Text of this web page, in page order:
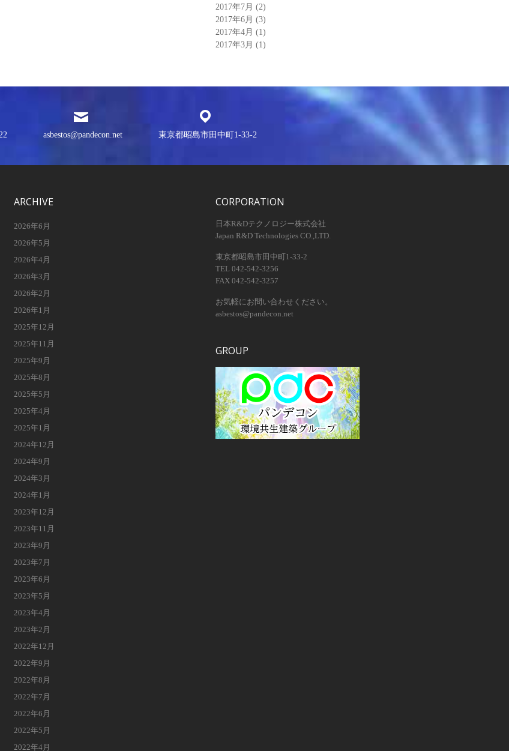
2017年7月 (2)
2017年6月 (3)
2017年4月 (1)
2017年3月 (1)
asbestos@pandecon.net 東京都昭島市田中町1-33-2
ARCHIVE
2026年6月
2026年5月
2026年4月
2026年3月
2026年2月
2026年1月
2025年12月
2025年11月
2025年9月
2025年8月
2025年5月
2025年4月
2025年1月
2024年12月
2024年9月
2024年3月
2024年1月
2023年12月
2023年11月
2023年9月
2023年7月
2023年6月
2023年5月
2023年4月
2023年2月
2022年12月
2022年9月
2022年8月
2022年7月
2022年6月
2022年5月
2022年4月
CORPORATION
日本R&Dテクノロジー株式会社
Japan R&D Technologies CO.,LTD.
東京都昭島市田中町1-33-2
TEL 042-542-3256
FAX 042-542-3257
お気軽にお問い合わせください。
asbestos@pandecon.net
GROUP